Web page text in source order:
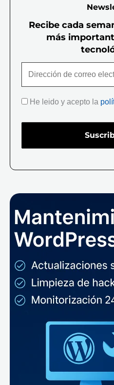
Recibe cada
más
He leido y acepto la